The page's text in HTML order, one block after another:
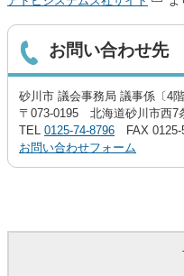
お問い合わせ先
砂川市 議会事務局 議事係〔4階
〒073-0195 北海道砂川市西7
TEL 0125-74-8796 FAX 0125-
お問い合わせフォーム